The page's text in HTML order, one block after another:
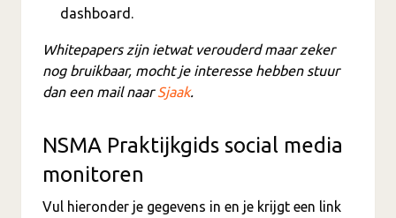
dashboard.
Whitepapers zijn ietwat verouderd maar zeker
nog bruikbaar, mocht je interesse hebben stuur
dan een mail naarSjaak.
NSMA Praktijkgids social media
monitoren
Vul hieronder je gegevens in en je krijgt een link